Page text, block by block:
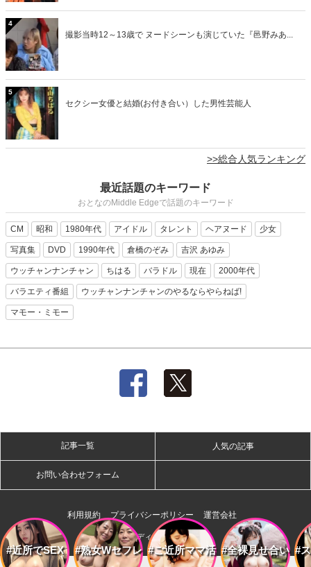
#近所でSEX #熟女Wセフレ #ご近所ママ活 #全裸見せ合い #
4
撮影当時12～13歳で ヌードシーンも演じていた『邑野みあ...
5
セクシー女優と結婚(お付き合い）した男性芸能人
>>総合人気ランキング
最近話題のキーワード
おとなのMiddle Edgeで話題のキーワード
CM 昭和 1980年代 アイドル タレント ヘアヌード 少女
写真集 DVD 1990年代 倉橋のぞみ 吉沢 あゆみ
ウッチャンナンチャン ちはる バラドル 現在 2000年代
バラエティ番組 ウッチャンナンチャンのやるならやらねば!
マモー・ミモー
記事一覧 人気の記事
お問い合わせフォーム
利用規約 プライバシーポリシー 運営会社
株式会社ディー・オー・エム